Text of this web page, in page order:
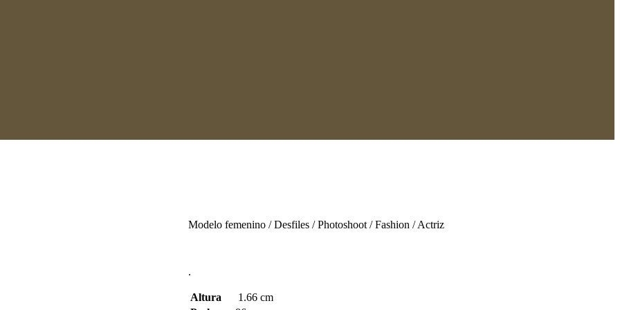
Modelo femenino / Desfiles / Photoshoot / Fashion / Actriz
.
Altura
1.66 cm